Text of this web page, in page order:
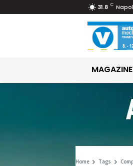
31.8 C
MAGAZINE
Home Tags